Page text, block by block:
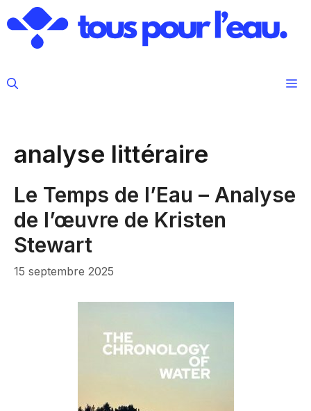
au
contenu
analyse littéraire
Le Temps de l’Eau – Analyse
de l’œuvre de Kristen
Stewart
15 septembre 2025